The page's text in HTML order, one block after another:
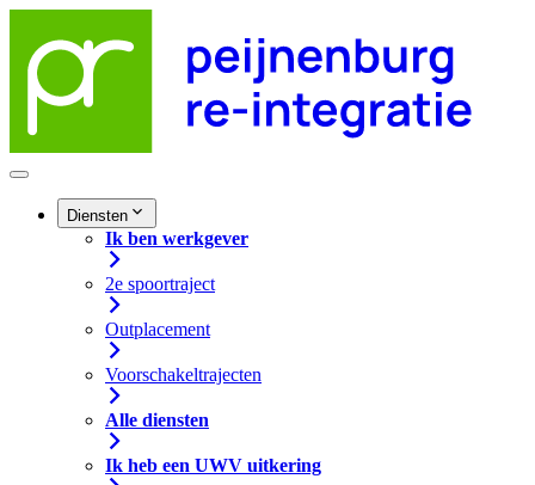
Diensten
Ik ben werkgever
2e spoortraject
Outplacement
Voorschakeltrajecten
Alle diensten
Ik heb een UWV uitkering